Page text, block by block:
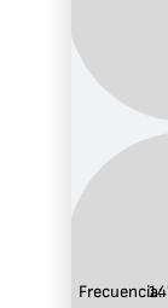
Frecuencia: